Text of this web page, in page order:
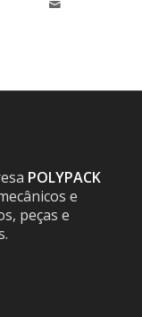
POLYPACK
e
peças e